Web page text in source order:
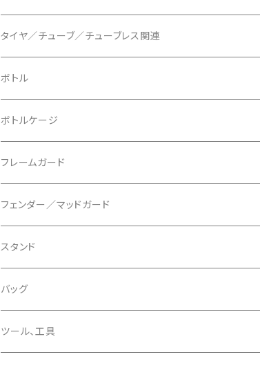
BONTRAGER/ボントレガー
BURGTEC/バーグテック
BUSCH＋MULLER/ブッシュ＆ミュラー
CAMELBAK/キャメルバッグ
CERAMIC SPEED/セラミックスピード
CHRIS KING/クリスキング
CHROMAG/クロマグ
CHROME/クローム
ディスクブレーキ
ブレーキローター
ブレーキパッド
ディレーラーハンガー
トップキャップ
ベル
ボトムブラケット
リアディレーラー
チェーン
シートクランプ
ビンディングペダル
フラットペダル
クリート
タイヤ／チューブ／チューブレス関連
700c
29" / 27.5"
〜26"
タイヤインサート
リムテープ
チューブレスバルブ/ バルブキャップ
シーラント
ボトル
ボトルケージ
フレームガード
フェンダー／マッドガード
スタンド
バッグ
サドルバッグ
ツール、工具